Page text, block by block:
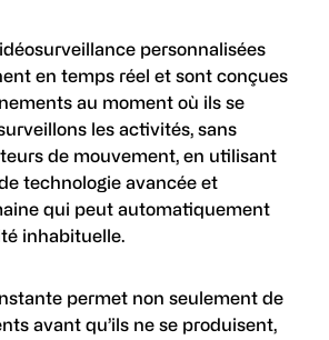
personnalisées
en temps réel et sont conçues
au moment où ils se
les activités, sans
de mouvement, en utilisant
technologie avancée et
qui peut automatiquement
inhabituelle.
permet non seulement de
avant qu’ils ne se produisent,